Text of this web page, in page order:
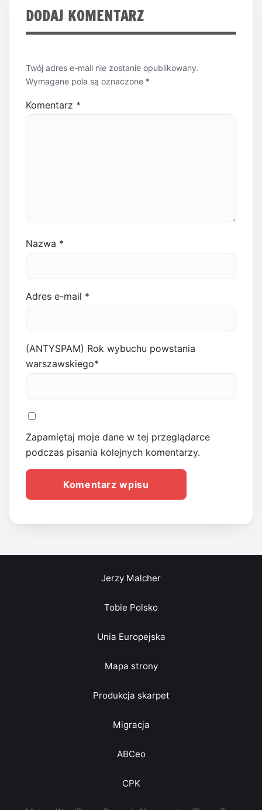
DODAJ KOMENTARZ
Twój adres e-mail nie zostanie opublikowany.
Wymagane pola są oznaczone *
Komentarz *
Nazwa *
Adres e-mail *
(ANTYSPAM) Rok wybuchu powstania
warszawskiego*
Zapamiętaj moje dane w tej przeglądarce
podczas pisania kolejnych komentarzy.
Jerzy Malcher
Tobie Polsko
Unia Europejska
Mapa strony
Produkcja skarpet
Migracja
ABCeo
CPK